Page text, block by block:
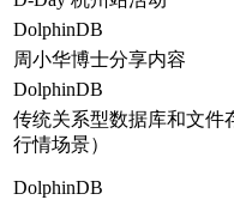
DolphinDB
周小华博士分享内容
DolphinDB
传统关系型数据库和文件
行情场景）
DolphinDB